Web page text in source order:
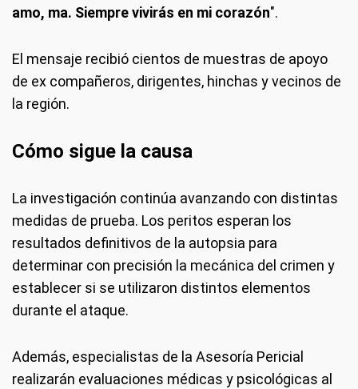
amo, ma. Siempre vivirás en mi corazón".
El mensaje recibió cientos de muestras de apoyo
de ex compañeros, dirigentes, hinchas y vecinos de
la región.
Cómo sigue la causa
La investigación continúa avanzando con distintas
medidas de prueba. Los peritos esperan los
resultados definitivos de la autopsia para
determinar con precisión la mecánica del crimen y
establecer si se utilizaron distintos elementos
durante el ataque.
Además, especialistas de la Asesoría Pericial
realizarán evaluaciones médicas y psicológicas al